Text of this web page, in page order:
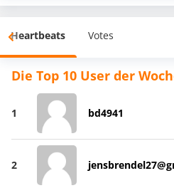
Heartbeats Votes
Die Top 10 User der
1 bd4941
2